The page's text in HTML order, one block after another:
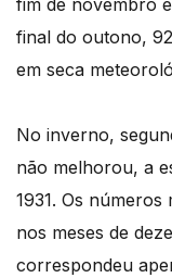
fim de novembro
final do outono,
em seca
No inverno,
não melhorou, a
1931. Os
nos meses de
correspondeu